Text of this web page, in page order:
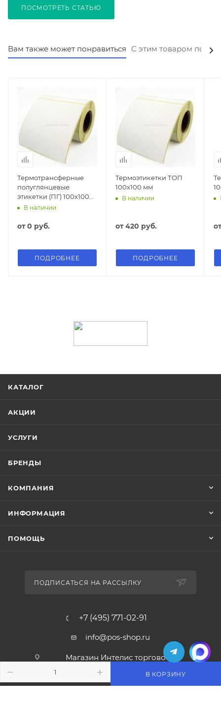
В КОРЗИНУ
ПОСМОТРЕТЬ СТАТЬЮ
Вам также может понравиться С этим товаром
Термотрансферные
полуглянцевые
этикетки (ПГ) 100х100
ммВ наличии
от0 руб.
ПОДРОБНЕЕ
Термоэтикетки ТОП
100х100 мм
В наличии
от420 руб.
ПОДРОБНЕЕ
КАТАЛОГ
АКЦИИ
УСЛУГИ
БРЕНДЫ
КОМПАНИЯ
ИНФОРМАЦИЯ
ПОМОЩЬ
ПОДПИСАТЬСЯ НА РАССЫЛКУ
+7 (495) 771-02-91
info@pos-shop.ru
Магазин Интелис торговое
г. Москва, Сущевский вал, д. 5с1А'